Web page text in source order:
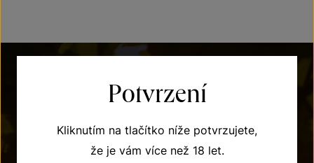
POTŘEBUJETE PORADIT?
Potvrzení
Kliknutím na tlačítko níže potvrzujete,
že je vám více než 18 let.